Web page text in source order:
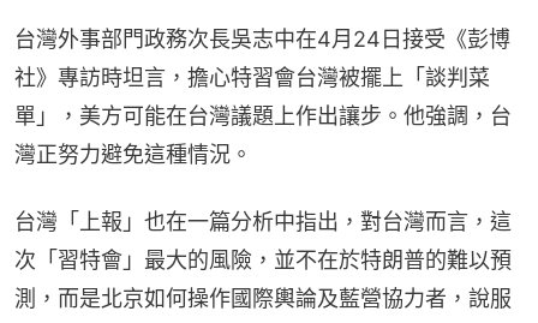
台灣外事部門政務次長吳志中在4月24日接受《彭博
社》專訪時坦言，擔心特習會台灣被擺上「談判菜
單」，美方可能在台灣議題上作出讓步。他強調，台
灣正努力避免這種情況。
台灣「上報」也在一篇分析中指出，對台灣而言，這
次「習特會」最大的風險，並不在於特朗普的難以預
測，而是北京如何操作國際輿論及藍營協力者，說服